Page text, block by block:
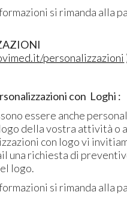
si rimanda alla
personalizzazioni
con Loghi :
essere anche
della vostra attività o
con logo vi
una richiesta di
logo.
si rimanda alla